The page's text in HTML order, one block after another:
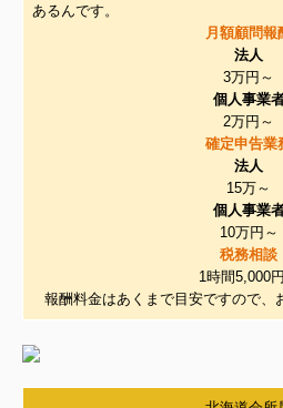
あるんです。
月額顧問報
法人
3万円～
個人事業
2万円～
確定申告業
法人
15万～
個人事業
10万円～
税務相談
1時間5,000
報酬料金はあくまで目安ですので、